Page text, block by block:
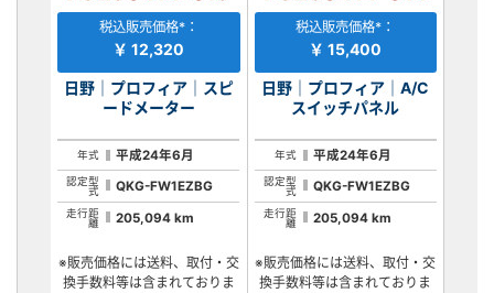
税込販売価格*：
￥ 12,320
日野｜プロフィア｜スピ
ードメーター
年式 平成24年6月
認定型
式
QKG-FW1EZBG
走行距
離
205,094 km
※販売価格には送料、取付・交
換手数料等は含まれておりま
税込販売価格*：
￥ 15,400
日野｜プロフィア｜A/C
スイッチパネル
年式 平成24年6月
認定型
式
QKG-FW1EZBG
走行距
離
205,094 km
※販売価格には送料、取付・交
換手数料等は含まれておりま